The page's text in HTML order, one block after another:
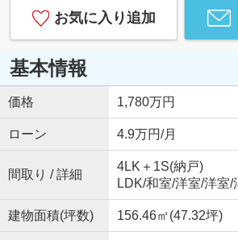
お気に入り追加
基本情報
価格 1,780万円
ローン 4.9万円/月
間取り / 詳細
4LK＋1S(納戸)
LDK/和室/洋室/洋室/
建物面積(坪数) 156.46㎡(47.32坪)